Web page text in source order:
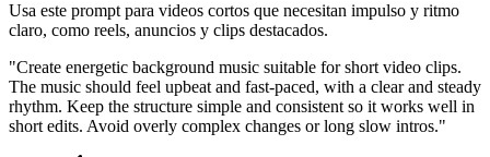
Usa este prompt para videos cortos que necesitan impulso y ritmo
claro, como reels, anuncios y clips destacados.
"Create energetic background music suitable for short video clips.
The music should feel upbeat and fast-paced, with a clear and steady
rhythm. Keep the structure simple and consistent so it works well in
short edits. Avoid overly complex changes or long slow intros."